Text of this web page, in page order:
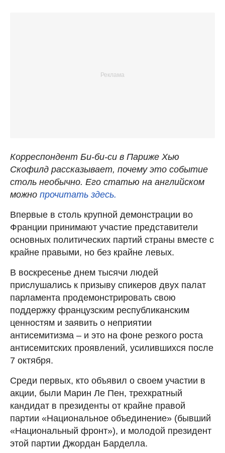
Корреспондент Би-би-си в Париже Хью
Скофилд рассказывает, почему это событие
столь необычно. Его статью на английском
можно прочитать здесь.
Впервые в столь крупной демонстрации во
Франции принимают участие представители
основных политических партий страны вместе с
крайне правыми, но без крайне левых.
В воскресенье днем тысячи людей
прислушались к призыву спикеров двух палат
парламента продемонстрировать свою
поддержку французским республиканским
ценностям и заявить о неприятии
антисемитизма – и это на фоне резкого роста
антисемитских проявлений, усилившихся после
7 октября.
Среди первых, кто объявил о своем участии в
акции, были Марин Ле Пен, трехкратный
кандидат в президенты от крайне правой
партии «Национальное объединение» (бывший
«Национальный фронт»), и молодой президент
этой партии Джордан Барделла.